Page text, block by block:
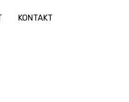
KONTAKT